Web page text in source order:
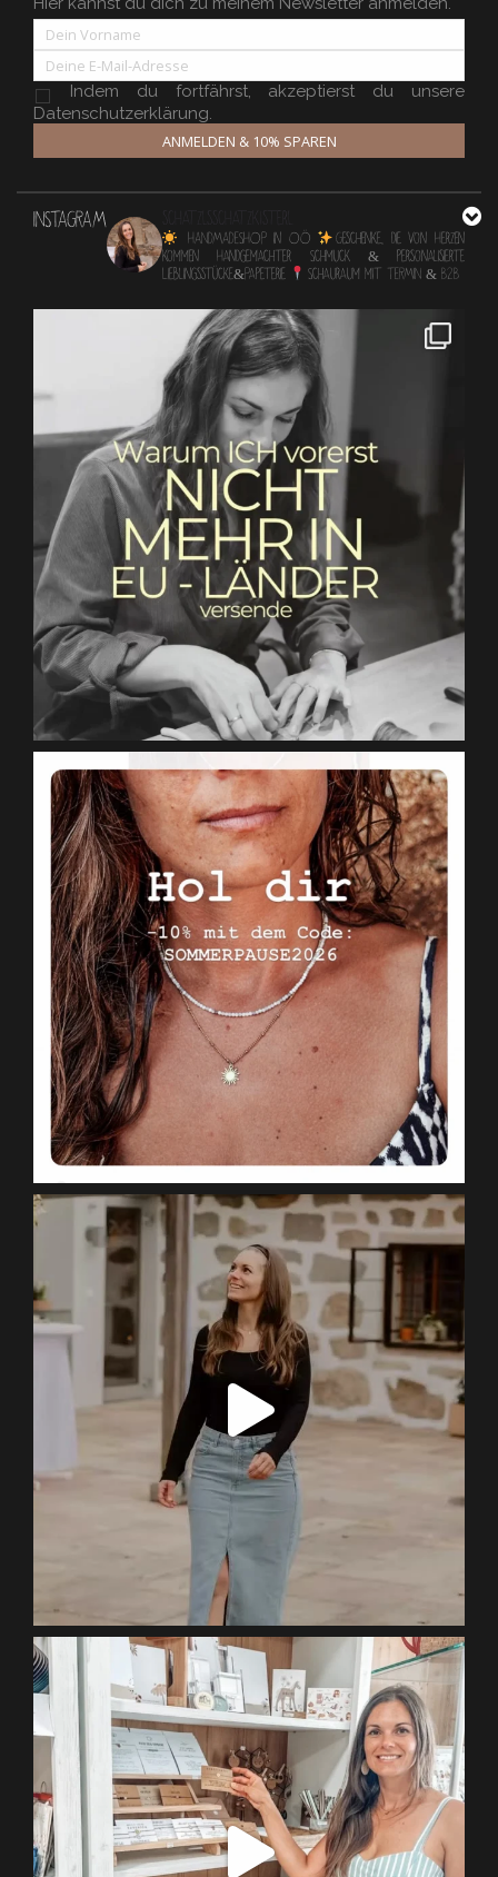
Indem du fortfährst, akzeptierst du unsere
Datenschutzerklärung.
ANMELDEN & 10% SPAREN
INSTAGRAM
HANDMADESHOP in OÖ
Geschenke, die von Herzen
kommen Handgemachter Schmuck & personalisierte
Lieblingsstücke&Papeterie
Schauraum mit TERMIN & B2B